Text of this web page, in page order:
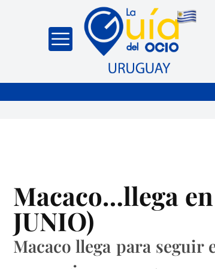
Macaco…llega
JUNIO)
Macaco llega para